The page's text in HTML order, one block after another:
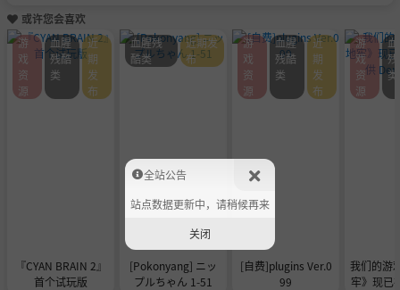
或许您会喜欢
『CYAN BRAIN 2』
首个试玩版
游
戏
资
源
血腥
残酷
类
近
期
发
布
[Pokonyang] ニッ
プルちゃん 1-51
血腥残
酷类
近期发
布
[自费]plugins Ver.0
99
游
戏
资
源
血腥
残酷
类
近
期
发
布
我们的游
牢》现已
游
戏
资
源
类
全站公告
站点数据更新中，请稍候再来
关闭